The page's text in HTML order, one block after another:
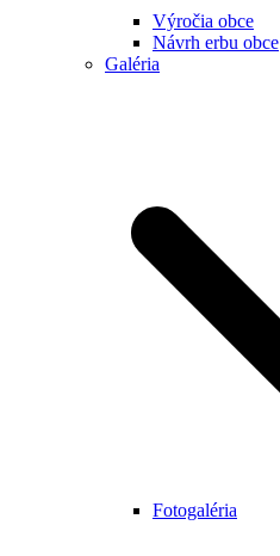
Výročia obce
Návrh erbu obce
Galéria
Fotogaléria